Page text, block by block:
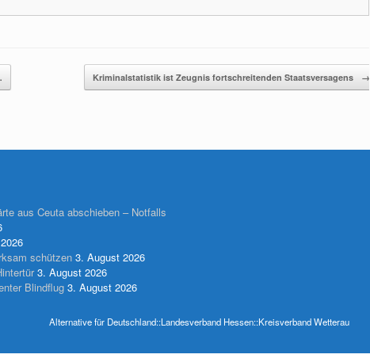
Kriminalstatistik ist Zeugnis fortschreitenden Staatsversagens →
aus Ceuta abschieben – Notfalls
schützen 3. August 2026
3. August 2026
Blindflug 3. August 2026
Alternative für Deutschland::Landesverband Hessen::Kreisverband Wetterau